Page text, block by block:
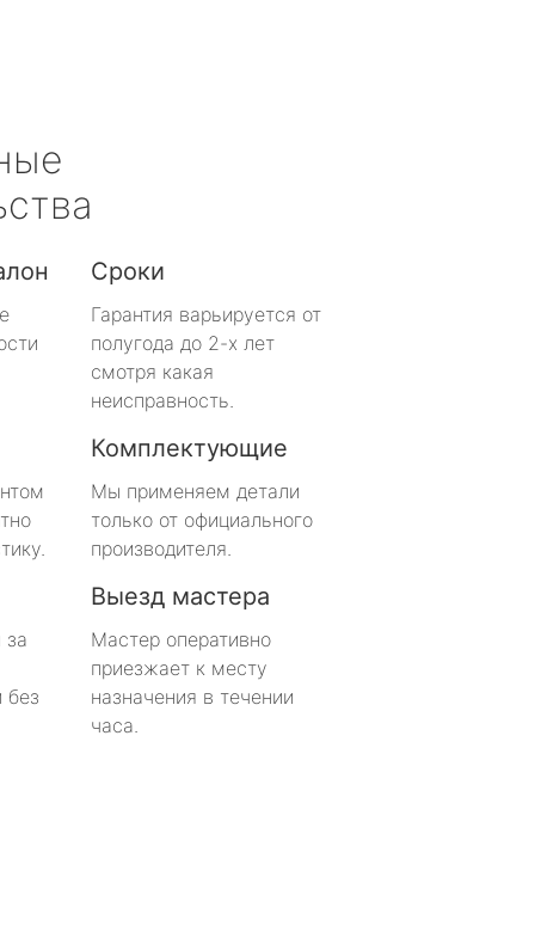
Сроки
Гарантия варьируется от
полугода до 2-х лет
смотря какая
неисправность.
Комплектующие
Мы применяем детали
только от официального
производителя.
за
без
Выезд мастера
Мастер оперативно
приезжает к месту
назначения в течении
часа.